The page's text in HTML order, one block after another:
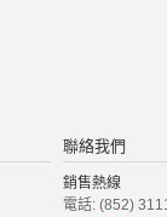
聯絡我們
銷售熱線
電話: (852)